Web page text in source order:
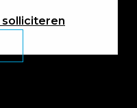
solliciteren